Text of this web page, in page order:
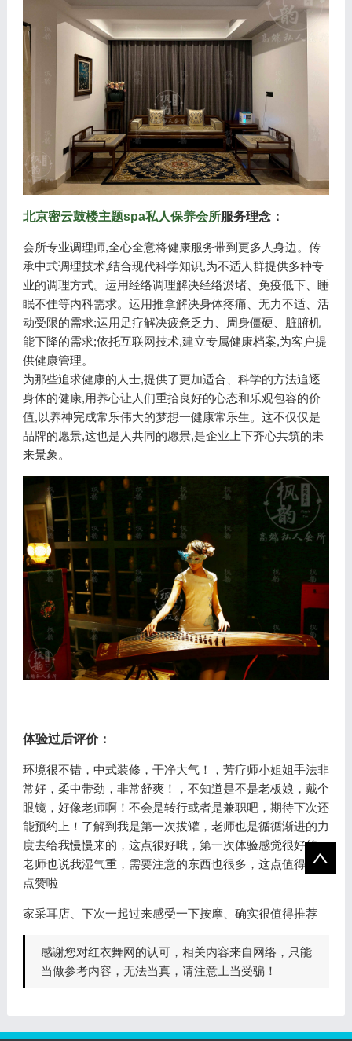
北京密云鼓楼主题spa私人保养会所服务理念：
会所专业调理师,全心全意将健康服务带到更多人身边。传
承中式调理技术,结合现代科学知识,为不适人群提供多种专
业的调理方式。运用经络调理解决经络淤堵、免疫低下、睡
眠不佳等内科需求。运用推拿解决身体疼痛、无力不适、活
动受限的需求;运用足疗解决疲惫乏力、周身僵硬、脏腑机
能下降的需求;依托互联网技术,建立专属健康档案,为客户提
供健康管理。
为那些追求健康的人士,提供了更加适合、科学的方法追逐
身体的健康,用养心让人们重拾良好的心态和乐观包容的价
值,以养神完成常乐伟大的梦想一健康常乐生。这不仅仅是
品牌的愿景,这也是人共同的愿景,是企业上下齐心共筑的未
来景象。
体验过后评价：
环境很不错，中式装修，干净大气！，芳疗师小姐姐手法非
常好，柔中带劲，非常舒爽！，不知道是不是老板娘，戴个
眼镜，好像老师啊！不会是转行或者是兼职吧，期待下次还
能预约上！了解到我是第一次拔罐，老师也是循循渐进的力
度去给我慢慢来的，这点很好哦，第一次体验感觉很好的，
老师也说我湿气重，需要注意的东西也很多，这点值得表扬
点赞啦
家采耳店、下次一起过来感受一下按摩、确实很值得推荐
感谢您对红衣舞网的认可，相关内容来自网络，只能
当做参考内容，无法当真，请注意上当受骗！